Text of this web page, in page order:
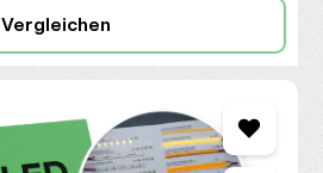
Vergleichen